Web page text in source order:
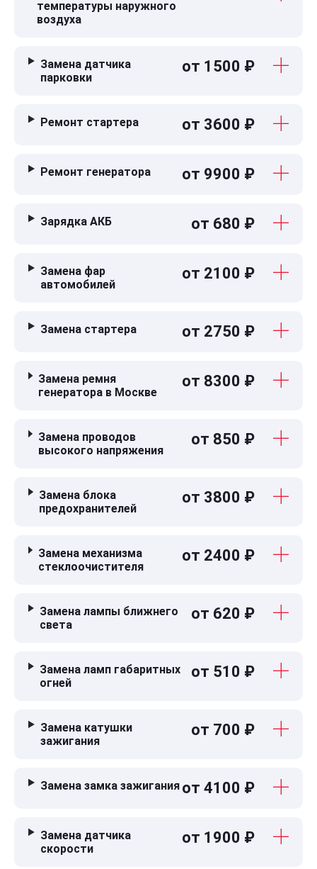
температуры наружного
воздуха
Замена датчика
парковки
от 1500 ₽
Ремонт стартера от 3600 ₽
Ремонт генератора от 9900 ₽
Зарядка АКБ от 680 ₽
Замена фар
автомобилей
от 2100 ₽
Замена стартера от 2750 ₽
Замена ремня
генератора в Москве
от 8300 ₽
Замена проводов
высокого напряжения
от 850 ₽
Замена блока
предохранителей
от 3800 ₽
Замена механизма
стеклоочистителя
от 2400 ₽
Замена лампы ближнего
света
от 620 ₽
Замена ламп габаритных
огней
от 510 ₽
Замена катушки
зажигания
от 700 ₽
Замена замка зажигания от 4100 ₽
Замена датчика
скорости
от 1900 ₽